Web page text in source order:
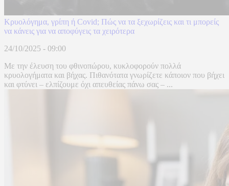
Κρυολόγημα, γρίπη ή Covid; Πώς να τα ξεχωρίζεις και τι μπορείς
να κάνεις για να αποφύγεις τα χειρότερα
24/10/2025 - 09:00
Με την έλευση του φθινοπώρου, κυκλοφορούν πολλά
κρυολογήματα και βήχας. Πιθανότατα γνωρίζετε κάποιον που βήχει
και φτύνει – ελπίζουμε όχι απευθείας πάνω σας – ...